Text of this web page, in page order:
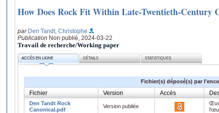
How Does Rock Fit Within Late-Twentieth-Century
par Den Tandt, Christophe
Publication Non publié, 2024-03-22
Travail de recherche/Working paper
ACCÈS EN LIGNE DÉTAILS STATISTIQUES
Fichier(s) déposé(s) par
Fichier Version Accès
Den Tandt Rock
Canonical.pdf
Version publiée